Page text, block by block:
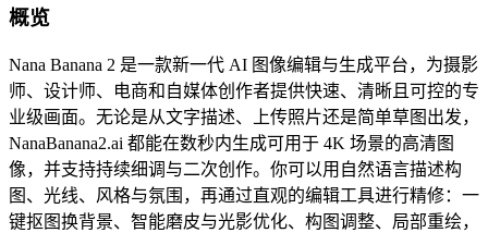
概览
Nana Banana 2 是一款新一代 AI 图像编辑与生成平台，为摄影
师、设计师、电商和自媒体创作者提供快速、清晰且可控的专
业级画面。无论是从文字描述、上传照片还是简单草图出发，
NanaBanana2.ai 都能在数秒内生成可用于 4K 场景的高清图
像，并支持持续细调与二次创作。你可以用自然语言描述构
图、光线、风格与氛围，再通过直观的编辑工具进行精修：一
键抠图换背景、智能磨皮与光影优化、构图调整、局部重绘，